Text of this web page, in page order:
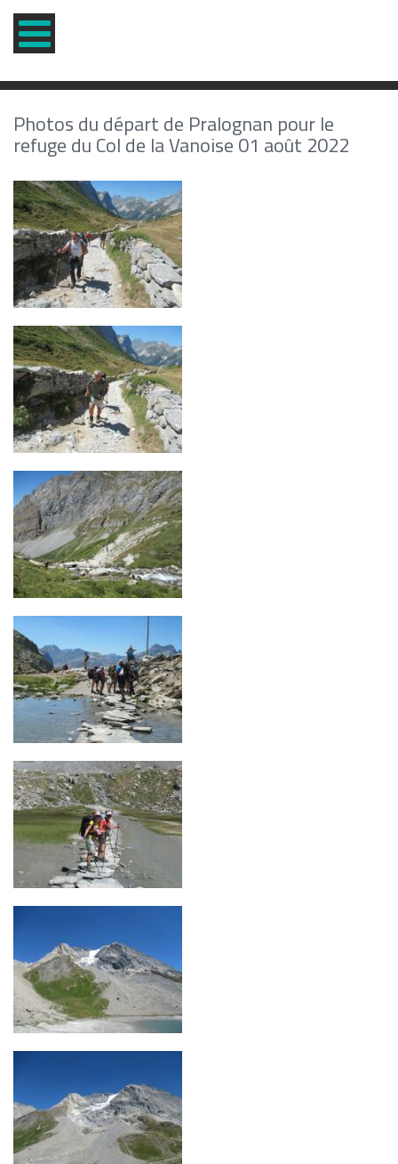
Photos du départ de Pralognan pour le
refuge du Col de la Vanoise 01 août 2022